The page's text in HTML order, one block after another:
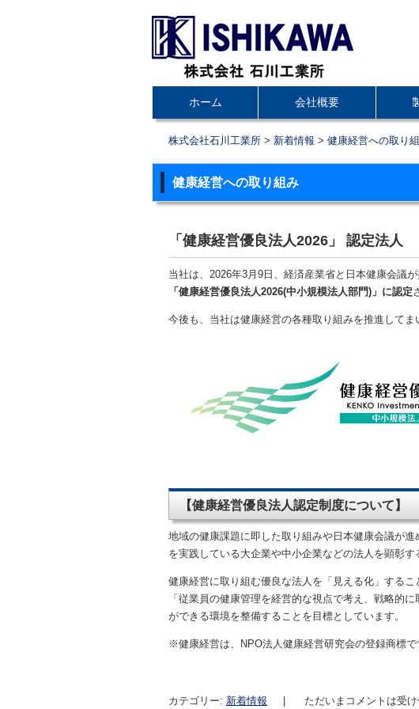
メインメニュー
ン
テ
へ
ホーム 会社概要
株式会社石川工業所 > 新着情報 > 健康経営への取り
健康経営への取り組み
「健康経営優良法人2026」 認定法人
当社は、2026年3月9日、経済産業省と日本健康会議
「健康経営優良法人2026(中小規模法人部門)」に認定
今後も、当社は健康経営の各種取り組みを推進してま
【健康経営優良法人認定制度について】
地域の健康課題に即した取り組みや日本健康会議が
を実践している大企業や中小企業などの法人を顕彰す
健康経営に取り組む優良な法人を「見える化」する
「従業員の健康管理を経営的な視点で考え、戦略的
ができる環境を整備することを目標としています。
※健康経営は、NPO法人健康経営研究会の登録商標で
カテゴリー: 新着情報 | ただいまコメントは受け